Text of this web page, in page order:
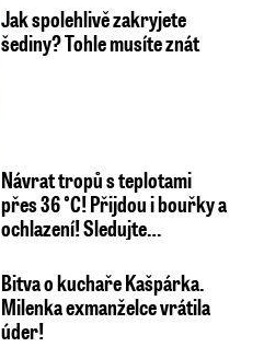
Jak spolehlivě zakryjete
šediny? Tohle musíte znát
Návrat tropů s teplotami
přes 36 °C! Přijdou i bouřky a
ochlazení! Sledujte…
Bitva o kuchaře Kašpárka.
Milenka exmanželce vrátila
úder!